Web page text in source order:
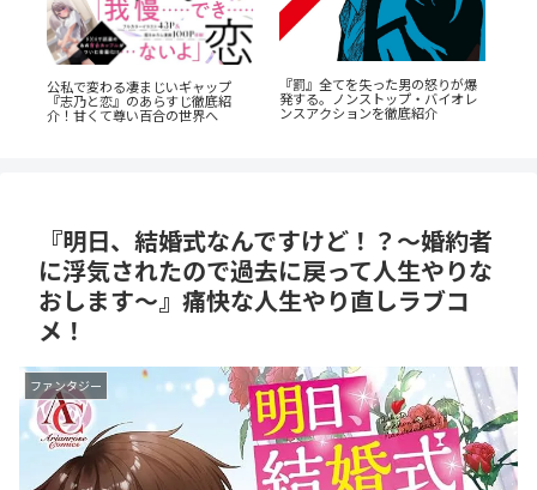
『群脳教室』の魅力を徹底解説！
教室が脳だらけ？衝撃サスペンス
を今すぐ読むべき5つの理由
蒼井まもる『ふつうの女の子』レ
ビュー。母としての葛藤と、娘の
成長に涙が止まらない
『明日、結婚式なんですけど！？～婚約者
に浮気されたので過去に戻って人生やりな
おします～』痛快な人生やり直しラブコ
メ！
ファンタジー